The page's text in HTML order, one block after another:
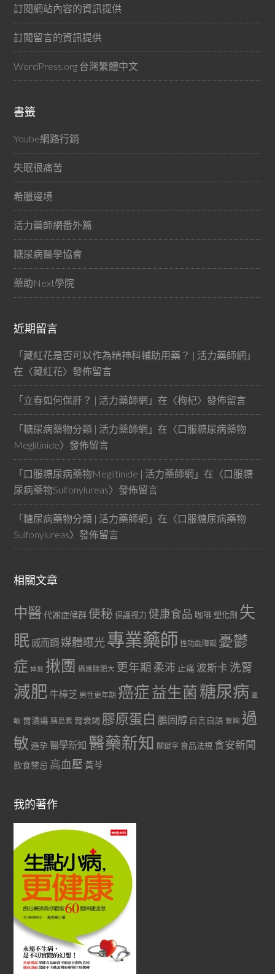
訂閱網站內容的資訊提供
訂閱留言的資訊提供
WordPress.org 台灣繁體中文
書籤
Yoube網路行銷
失眠很痛苦
希臘邊境
活力藥師網番外篇
糖尿病醫學協會
藥助Next學院
近期留言
「藏紅花是否可以作為精神科輔助用藥？ | 活力藥師網 」
在〈藏紅花〉發佈留言
「立春如何保肝？ | 活力藥師網 」在〈枸杞〉發佈留言
「糖尿病藥物分類 | 活力藥師網 」在〈口服糖尿病藥物
Meglitinide〉發佈留言
「口服糖尿病藥物Meglitinide | 活力藥師網 」在〈口服糖
尿病藥物Sulfonylureas〉發佈留言
「糖尿病藥物分類 | 活力藥師網 」在〈口服糖尿病藥物
Sulfonylureas〉發佈留言
相關文章
中醫代謝症候群 便秘 保護視力 健康食品 咖啡 塑化劑 失
眠 威而鋼 媒體曝光專業藥師 性功能障礙 憂鬱
症 掉髮 揪團 攝護腺肥大 更年期 柔沛 止痛 波斯卡 洗腎
減肥 牛樟芝 男性更年期 癌症益生菌 糖尿病 罩
敏 胃潰瘍 胰島素 腎衰竭 膠原蛋白 膽固醇 自言自語 豐胸 過
敏 避孕 醫學新知 醫藥新知 關鍵字 食品法規 食安新聞
飲食禁忌 高血壓 黃芩
我的著作